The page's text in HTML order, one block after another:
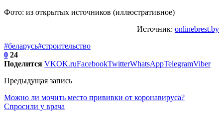
Фото: из открытых источников (иллюстративное)
Источник: onlinebrest.by
#беларусь#строительство
0 24
Поделится VKOK.ruFacebookTwitterWhatsAppTelegramViber
Предыдущая запись
Можно ли мочить место прививки от коронавируса?
Спросили у врача